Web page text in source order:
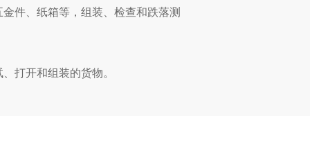
件、纸箱等，组装、检查和跌落测
打开和组装的货物。